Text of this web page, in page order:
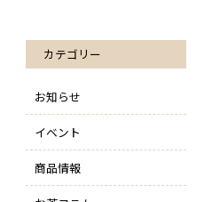
カテゴリー
お知らせ
イベント
商品情報